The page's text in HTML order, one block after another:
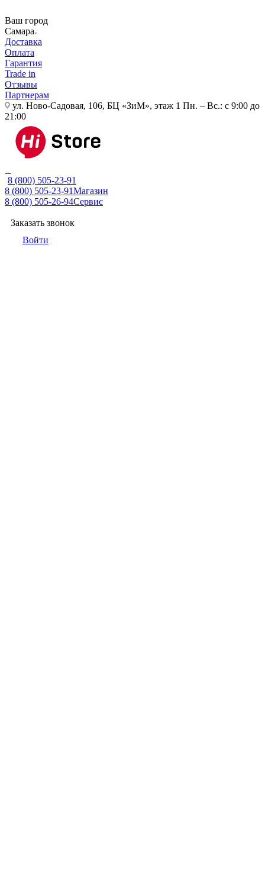
Ваш город
Самара
Доставка
Оплата
Гарантия
Trade in
Отзывы
Партнерам
ул. Ново-Садовая, 106, БЦ «ЗиМ», этаж 1 Пн. – Вс.: с 9:00 до
21:00
8 (800) 505-23-91
8 (800) 505-23-91Магазин
8 (800) 505-26-94Сервис
Заказать звонок
Войти